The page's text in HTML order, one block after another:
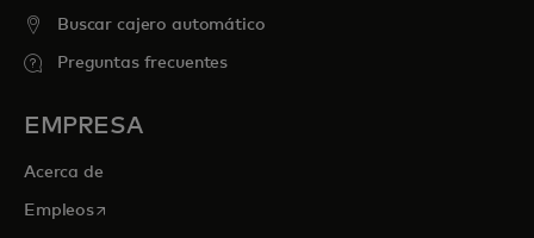
para atesorar por siempre.
Buscar cajero automático
Preguntas frecuentes
EMPRESA
Acerca de
Empleosse abre en una pestaña nueva